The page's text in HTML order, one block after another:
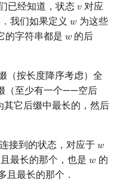
已经知道，状态 𝑣
v对应
我们如果定义𝑤
w 为这些
的字符串都是 𝑤
w 的后
（按长度降序考虑）全
（至少有一个——空后
其它后缀中最长的，然后
连接到的状态，对应于𝑤
w
最长的那个，也是𝑤
w 的
且最长的那个．